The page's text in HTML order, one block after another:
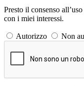
Presto il consenso
con i miei interessi.
Autorizzo Non